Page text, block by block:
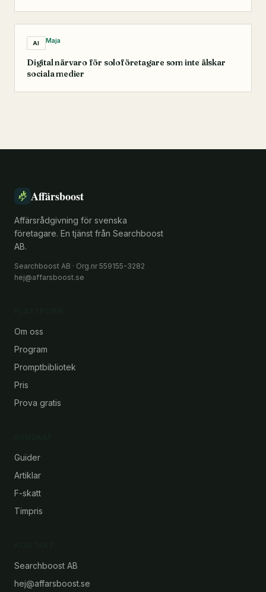
AI Maja
Digital närvaro för soloföretagare som inte älskar
sociala medier
Affärsboost
Affärsrådgivning för svenska
företagare. En tjänst från Searchboost
AB.
Searchboost AB · Org.nr 559155-3282
hej@affarsboost.se
Om oss
Program
Promptbibliotek
Pris
Prova gratis
Guider
Artiklar
F-skatt
Timpris
Searchboost AB
hej@affarsboost.se